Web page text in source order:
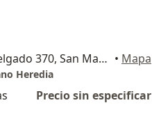
Avenida Honorio Delgado 370, San Martín de Porres • Mapa
Heredia
Precio sin especificar